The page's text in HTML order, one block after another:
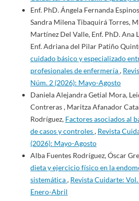
Enf. PhD. Ángela Fernanda
Sandra Milena Tibaquirá Torres,
Martínez Del Valle, Enf. PhD. Ana
Enf. Adriana del Pilar Patiño
cuidado básico y especializado
profesionales de enfermería,
Núm. 2 (2026): Mayo-Agosto
Daniela Alejandra Getial Mora,
Contreras , Maritza Afanador
Rodríguez, Factores asociados al
de casos y controles, Revista
(2026): Mayo-Agosto
Alba Fuentes Rodríguez, Óscar
dieta y ejercicio físico en la
sistemática, Revista Cuidarte:
Enero-Abril